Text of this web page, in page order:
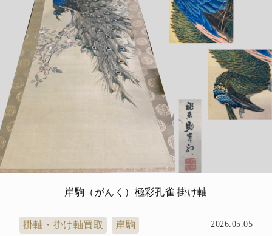
岸駒（がんく）極彩孔雀 掛け軸
掛軸・掛け軸買取 岸駒 2026.05.05